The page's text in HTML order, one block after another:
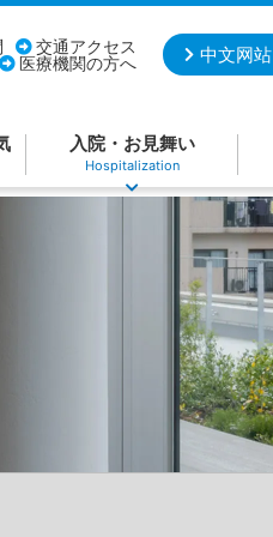
交通アクセス
医療機関の方へ
中文网站
入院・お見舞い
Hospitalization